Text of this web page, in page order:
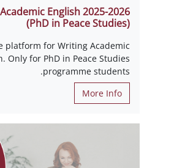
English 2025-2026
(PhD in Peace Studies)
platform for Writing Academic
Only for PhD in Peace Studies
programme students.
More Info